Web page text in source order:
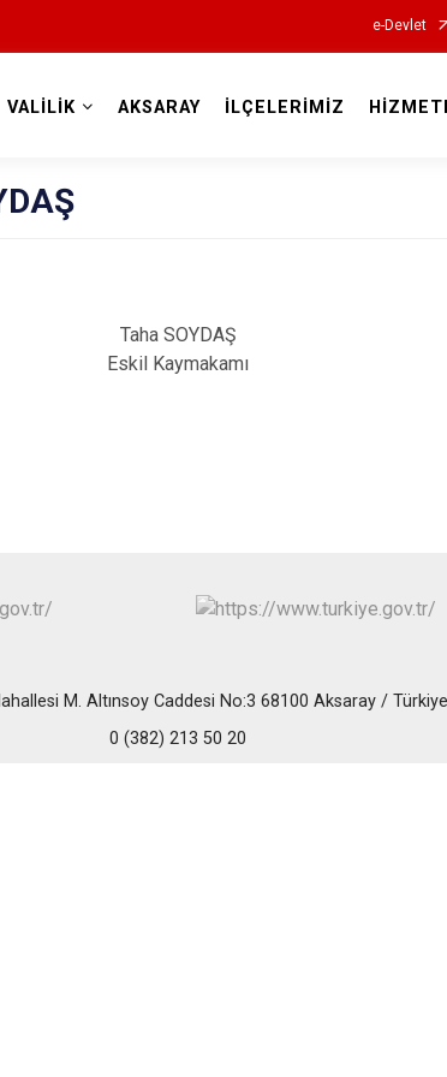
e-Devlet
VALİLİK AKSARAY İLÇELERİMİZ
Taha SOYDAŞ
Eskil Kaymakamı
M. Altınsoy Caddesi No:3 68100 Aksaray / Türkiye
0 (382) 213 50 20